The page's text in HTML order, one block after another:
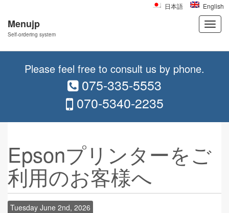
Menujp
Self-ordering system
Main menu
Skip to content
日本語 English
Please feel free to consult us by phone.
075-335-5553
070-5340-2235
Epsonプリンターをご
利用のお客様へ
Tuesday June 2nd, 2026